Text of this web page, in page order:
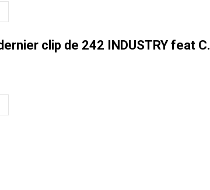
clip de 242 INDUSTRY feat C.